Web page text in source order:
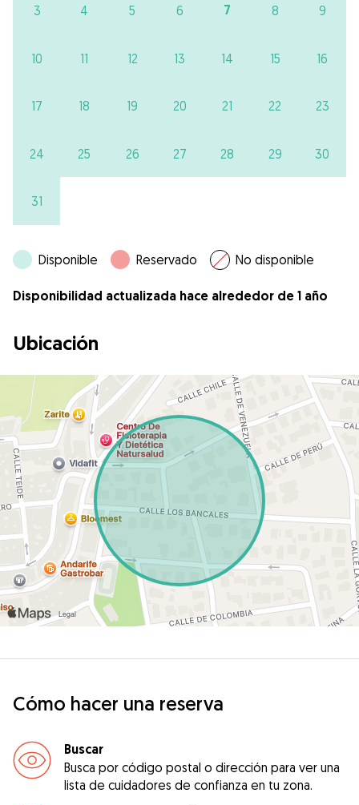
3 4 5 6 7 8 9
10 11 12 13 14 15 16
17 18 19 20 21 22 23
24 25 26 27 28 29 30
31
Disponible Reservado No disponible
Disponibilidad actualizada hace alrededor de 1 año
Ubicación
Cómo hacer una reserva
Buscar
Busca por código postal o dirección para ver una
lista de cuidadores de confianza en tu zona.